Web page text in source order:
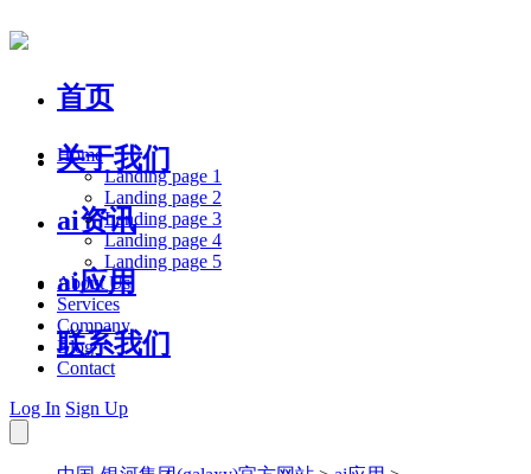
首页
关于我们
ai资讯
ai应用
联系我们
Home
Landing page 1
Landing page 2
Landing page 3
Landing page 4
Landing page 5
About Us
Services
Company
Blog
Contact
Log In Sign Up